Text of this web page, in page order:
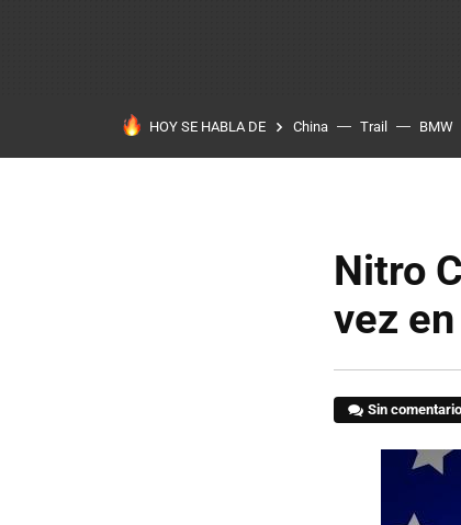
HOY SE HABLA DE China Trail BMW
Nitro
vez
Sin